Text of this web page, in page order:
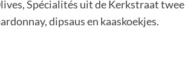
Spécialités uit de Kerkstraat twee
dipsaus en kaaskoekjes.